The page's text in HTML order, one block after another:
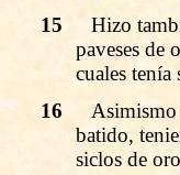
15
Hizo
paveses de
cuales tenía
16
Asimismo
batido,
siclos de